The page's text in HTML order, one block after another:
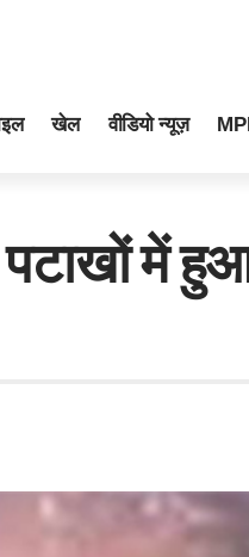
खेल वीडियो न्यूज़
में हुआ